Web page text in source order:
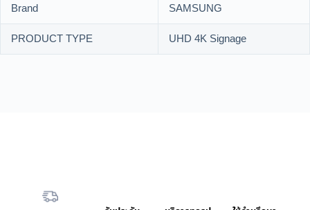
Brand
SAMSUNG
PRODUCT TYPE
UHD 4K Signage